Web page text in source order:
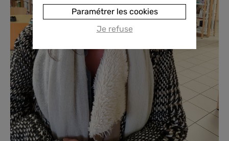
Paramétrer les cookies
Je refuse